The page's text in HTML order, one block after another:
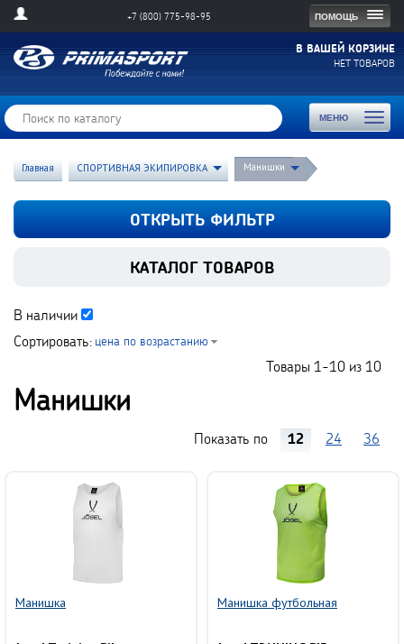
ПОМОЩЬ
+7 (800) 775-98-95
В ВАШЕЙ КОРЗИНЕ
НЕТ ТОВАРОВ
МЕНЮ
Toggle
Главная СПОРТИВНАЯ ЭКИПИРОВКА Манишки
ОТКРЫТЬ ФИЛЬТР
КАТАЛОГ ТОВАРОВ
В наличии
Сортировать: цена по возрастанию
Товары 1-10 из 10
Манишки
Показать по 12 24 36
Манишка Манишка футбольная